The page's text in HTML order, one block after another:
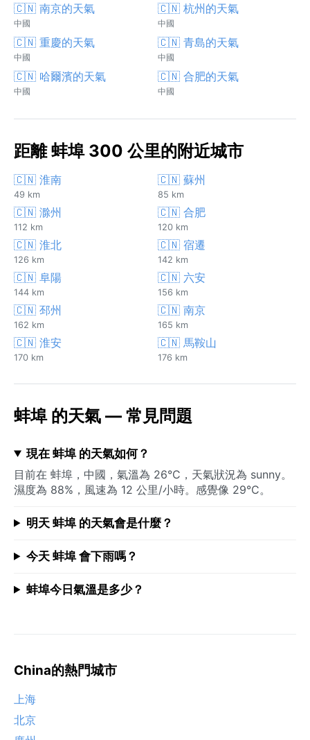
🇨🇳 南京的天氣
中國
🇨🇳 杭州的天氣
中國
🇨🇳 重慶的天氣
中國
🇨🇳 青島的天氣
中國
🇨🇳 哈爾濱的天氣
中國
🇨🇳 合肥的天氣
中國
距離 蚌埠 300 公里的附近城市
🇨🇳 淮南
49 km
🇨🇳 蘇州
85 km
🇨🇳 滁州
112 km
🇨🇳 合肥
120 km
🇨🇳 淮北
126 km
🇨🇳 宿遷
142 km
🇨🇳 阜陽
144 km
🇨🇳 六安
156 km
🇨🇳 邳州
162 km
🇨🇳 南京
165 km
🇨🇳 淮安
170 km
🇨🇳 馬鞍山
176 km
蚌埠 的天氣 — 常見問題
現在 蚌埠 的天氣如何？
目前在 蚌埠，中國，氣溫為 26°C，天氣狀況為 sunny。
濕度為 88%，風速為 12 公里/小時。感覺像 29°C。
明天 蚌埠 的天氣會是什麼？
今天 蚌埠 會下雨嗎？
蚌埠今日氣溫是多少？
China的熱門城市
上海
北京